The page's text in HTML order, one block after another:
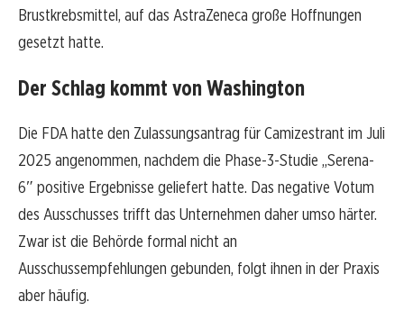
Brustkrebsmittel, auf das AstraZeneca große Hoffnungen
gesetzt hatte.
Der Schlag kommt von Washington
Die FDA hatte den Zulassungsantrag für Camizestrant im Juli
2025 angenommen, nachdem die Phase-3-Studie „Serena-
6″ positive Ergebnisse geliefert hatte. Das negative Votum
des Ausschusses trifft das Unternehmen daher umso härter.
Zwar ist die Behörde formal nicht an
Ausschussempfehlungen gebunden, folgt ihnen in der Praxis
aber häufig.